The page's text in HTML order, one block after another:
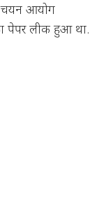
चयन आयोग
पेपर लीक हुआ था.